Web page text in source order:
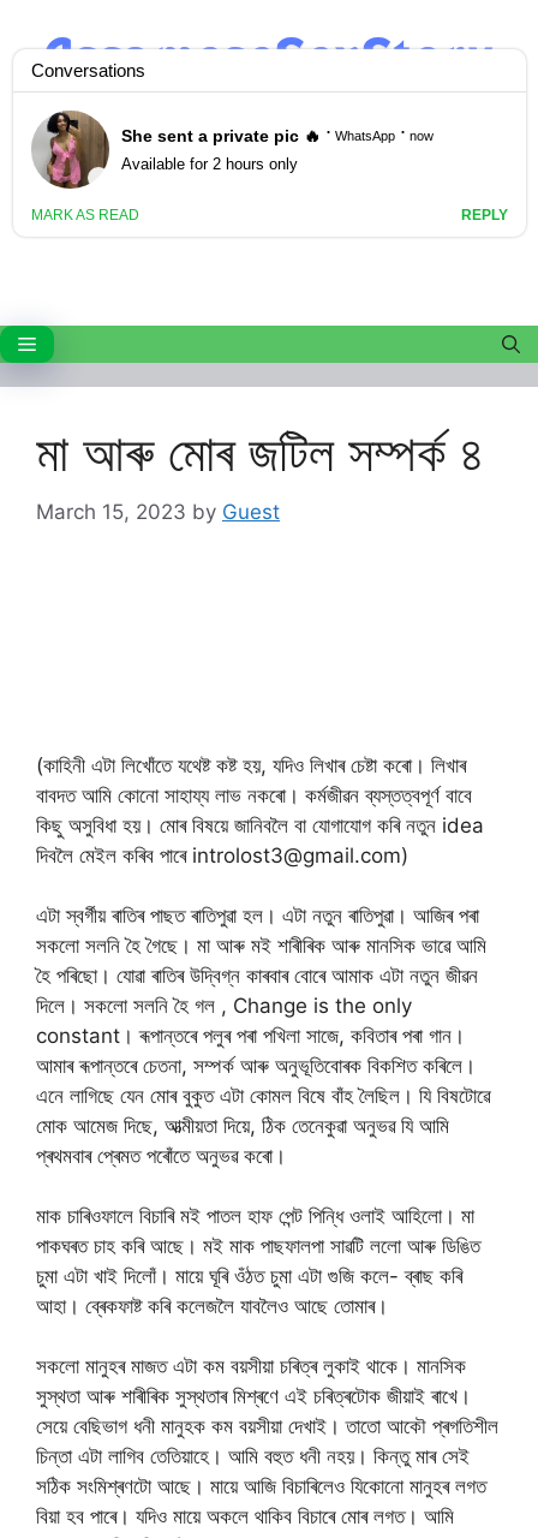
content
Menu
মা আৰু মোৰ জটিল সম্পৰ্ক ৪
March 15, 2023 by Guest
(কাহিনী এটা লিখোঁতে যথেষ্ট কষ্ট হয়, যদিও লিখাৰ চেষ্টা কৰো। লিখাৰ
বাবদত আমি কোনো সাহায্য লাভ নকৰো। কৰ্মজীৱন ব্যস্তত্বপূৰ্ণ বাবে
কিছু অসুবিধা হয়। মোৰ বিষয়ে জানিবলৈ বা যোগাযোগ কৰি নতুন idea
দিবলৈ মেইল কৰিব পাৰে introlost3@gmail.com)
এটা স্বৰ্গীয় ৰাতিৰ পাছত ৰাতিপুৱা হল। এটা নতুন ৰাতিপুৱা। আজিৰ পৰা
সকলো সলনি হৈ গৈছে। মা আৰু মই শাৰীৰিক আৰু মানসিক ভাৱে আমি
হৈ পৰিছো। যোৱা ৰাতিৰ উদ্বিগ্ন কাৰবাৰ বোৰে আমাক এটা নতুন জীৱন
দিলে। সকলো সলনি হৈ গল , Change is the only
constant। ৰূপান্তৰে পলুৰ পৰা পখিলা সাজে, কবিতাৰ পৰা গান।
আমাৰ ৰূপান্তৰে চেতনা, সম্পৰ্ক আৰু অনুভূতিবোৰক বিকশিত কৰিলে।
এনে লাগিছে যেন মোৰ বুকুত এটা কোমল বিষে বাঁহ লৈছিল। যি বিষটোৱে
মোক আমেজ দিছে, আত্মীয়তা দিয়ে, ঠিক তেনেকুৱা অনুভৱ যি আমি
প্ৰথমবাৰ প্ৰেমত পৰোঁতে অনুভৱ কৰো।
মাক চাৰিওফালে বিচাৰি মই পাতল হাফ পেন্ট পিন্ধি ওলাই আহিলো। মা
পাকঘৰত চাহ কৰি আছে। মই মাক পাছফালপা সাৱটি ললো আৰু ডিঙিত
চুমা এটা খাই দিলোঁ। মায়ে ঘূৰি ওঁঠত চুমা এটা গুজি কলে- ব্ৰাছ কৰি
আহা। ব্ৰেকফাষ্ট কৰি কলেজলৈ যাবলৈও আছে তোমাৰ।
সকলো মানুহৰ মাজত এটা কম বয়সীয়া চৰিত্ৰ লুকাই থাকে। মানসিক
সুস্থতা আৰু শাৰীৰিক সুস্থতাৰ মিশ্ৰণে এই চৰিত্ৰটোক জীয়াই ৰাখে।
সেয়ে বেছিভাগ ধনী মানুহক কম বয়সীয়া দেখাই। তাতো আকৌ প্ৰগতিশীল
চিন্তা এটা লাগিব তেতিয়াহে। আমি বহুত ধনী নহয়। কিন্তু মাৰ সেই
সঠিক সংমিশ্ৰণটো আছে। মায়ে আজি বিচাৰিলেও যিকোনো মানুহৰ লগত
বিয়া হব পাৰে। যদিও মায়ে অকলে থাকিব বিচাৰে মোৰ লগত। আমি